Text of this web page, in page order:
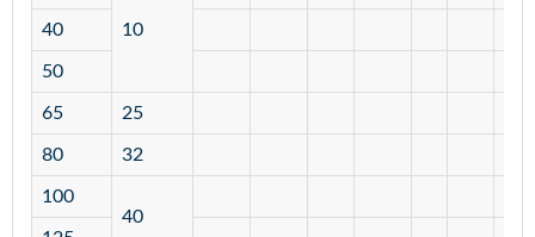
10
40
50
65 25
80 32
100
40